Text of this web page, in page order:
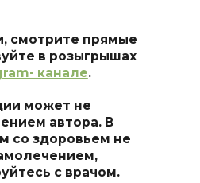
смотрите прямые
в розыгрышах
канале.
может не
автора. В
со здоровьем не
чением,
с врачом.